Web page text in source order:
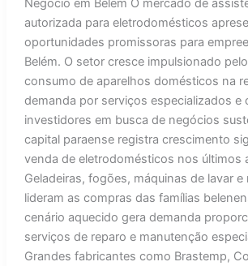
Negócio em Belém O mercado de
autorizada para eletrodomésticos
oportunidades promissoras para
Belém. O setor cresce impulsionado
consumo de aparelhos domésticos na
demanda por serviços especializados e
investidores em busca de negócios
capital paraense registra crescimento
venda de eletrodomésticos nos últimos
Geladeiras, fogões, máquinas de lavar
lideram as compras das famílias
cenário aquecido gera demanda
serviços de reparo e manutenção
Grandes fabricantes como Brastemp,